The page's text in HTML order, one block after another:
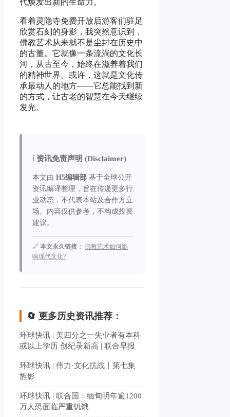
代焕发出新的生命力。
看着灵隐寺免费开放后游客们驻足
欣赏石刻的身影，我突然意识到，
佛教艺术从来就不是尘封在历史中
的古董。它就像一条流淌的文化长
河，从古至今，始终在滋养着我们
的精神世界。或许，这就是文化传
承最动人的地方——它总能找到新
的方式，让古老的智慧在今天继续
发光。
ℹ️ 资讯免责声明 (Disclaimer)
本文由 H5编辑部 基于全球公开
资讯编译整理，旨在传递更多行
业动态，不代表本站及合作方立
场。内容仅供参考，不构成投资
建议。
🔗 本文永久链接： 佛教艺术如何影
响现代文化?
🔄 更多历史资讯推荐：
环球快讯 | 美四分之一失业者有本科
或以上学历 创纪录新高 | 联合早报
环球快讯 | 伟力·文化抗战丨第七集
旌影
环球快讯 | 联合国：缅甸明年逾1200
万人恐面临严重饥饿